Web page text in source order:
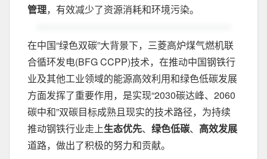
管理，有效减少了资源消耗和环境污染。
在中国“绿色双碳”大背景下，三菱高炉煤气燃机联
合循环发电(BFG CCPP)技术，在推动中国钢铁行
业及其他工业领域的能源高效利用和绿色低碳发展
方面发挥了重要作用，是实现“2030碳达峰、2060
碳中和”双碳目标成熟且现实的技术路径，为持续
推动钢铁行业走上生态优先、 绿色低碳、 高效发展
道路，做出了积极的努力和贡献。